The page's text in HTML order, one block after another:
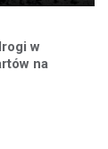
w
na